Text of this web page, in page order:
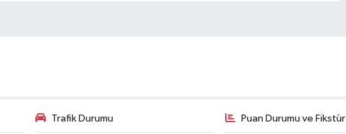
Trafik Durumu Puan Durumu ve Fikstür